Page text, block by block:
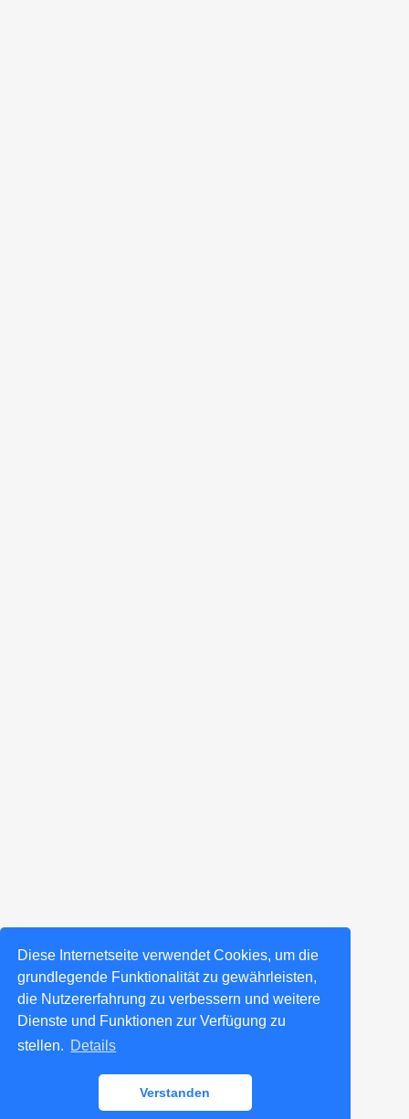
Diese Internetseite verwendet Cookies, um die
grundlegende Funktionalität zu gewährleisten,
die Nutzererfahrung zu verbessern und weitere
Dienste und Funktionen zur Verfügung zu
stellen. Details
Verstanden